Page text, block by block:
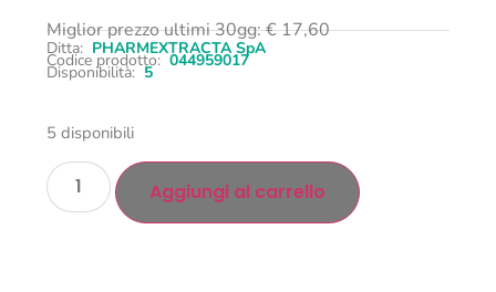
Miglior prezzo ultimi 30gg:€17,60
Ditta: PHARMEXTRACTA SpA
Codice prodotto: 044959017
Disponibilità: 5
5 disponibili
Aggiungi al carrello